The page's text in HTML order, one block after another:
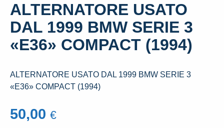
ALTERNATORE USATO
DAL 1999 BMW SERIE 3
«E36» COMPACT (1994)
ALTERNATORE USATO DAL 1999 BMW SERIE 3
«E36» COMPACT (1994)
50,00 €